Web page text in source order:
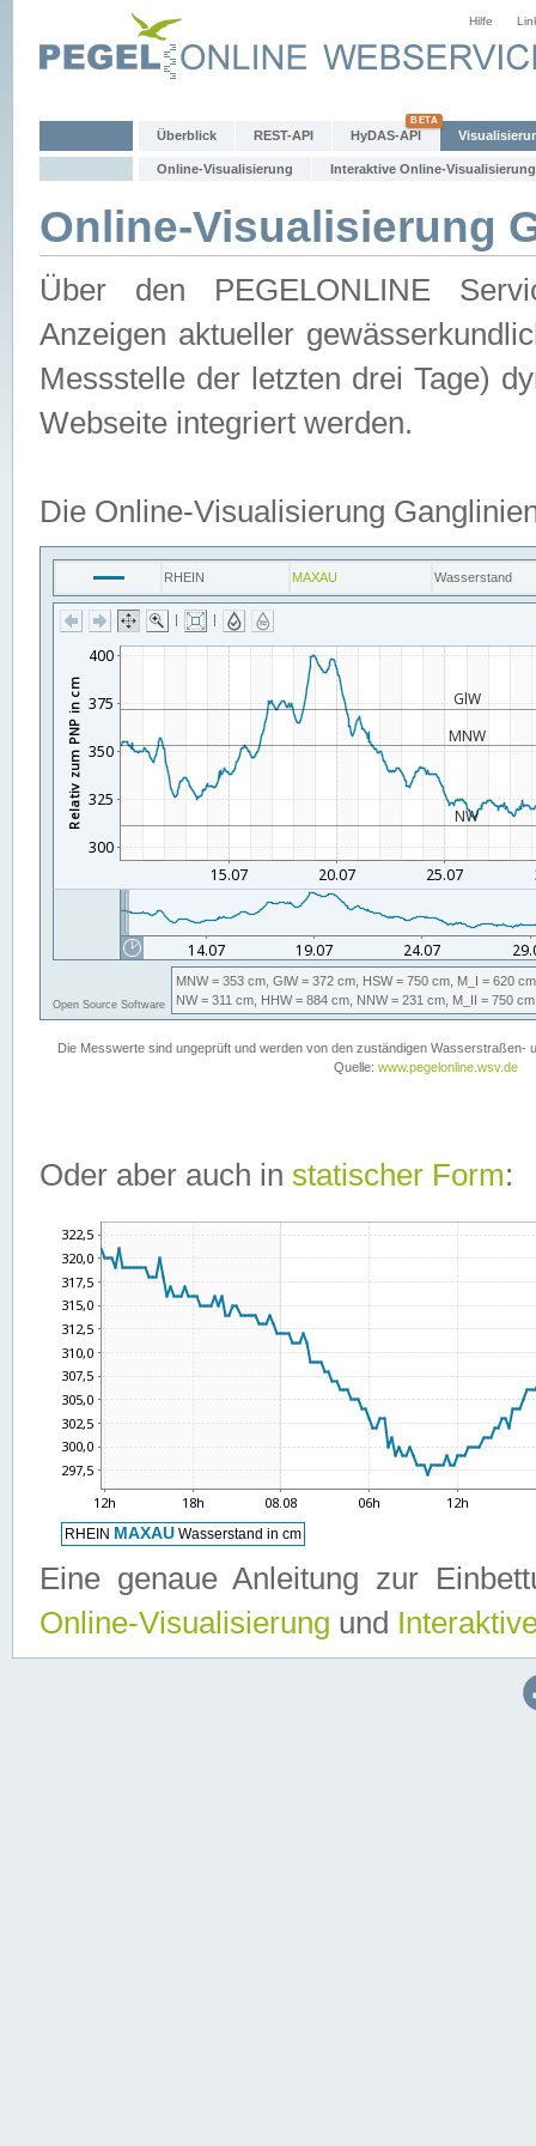
Hilfe
Überblick REST-API HyDAS-API
Online-Visualisierung Interaktive Online-Visualisierung
Online-Visualisierung
Über den PEGELONLINE
Anzeigen aktueller
Messstelle der letzten drei Tage)
Webseite integriert werden.
Die Online-Visualisierung
Oder aber auch in statischer Form:
Eine genaue Anleitung zur
Online-Visualisierung und